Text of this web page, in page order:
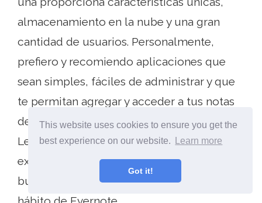
This website uses cookies to ensure you get the
best experience on our website.
Learn more
Got it!
almacenamiento en la nube y una gran
cantidad de usuarios. Personalmente,
prefiero y recomiendo aplicaciones que
sean simples, fáciles de administrar y que
te permitan agregar y acceder a tus notas
de manera rápida, por lo que tanto
Letterspace como Fetchnotes son
excelentes opciones para aquellos que
buscan complementar o reemplazar su